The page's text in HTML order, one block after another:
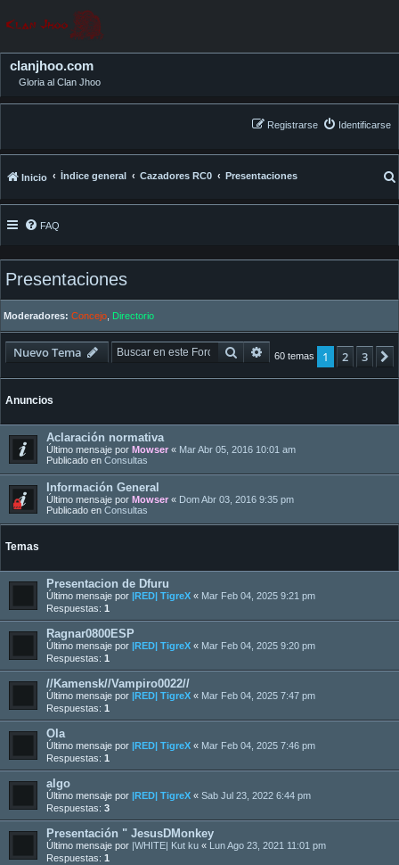
clanjhoo.com
Gloria al Clan Jhoo
Identificarse
Registrarse
Inicio Índice general Cazadores RC0 Presentaciones
FAQ
Presentaciones
Moderadores: Concejo Directorio
Nuevo Tema BuscarBúsqueda avanzada
60 temas 1 2 3
Anuncios
Aclaración normativa
Último mensaje por Mowser « Mar Abr 05, 2016 10:01 am
Publicado en Consultas
Información General
Último mensaje por Mowser « Dom Abr 03, 2016 9:35 pm
Publicado en Consultas
Temas
Presentacion de Dfuru
Último mensaje por |RED| TigreX « Mar Feb 04, 2025 9:21 pm
Respuestas: 1
Ragnar0800ESP
Último mensaje por |RED| TigreX « Mar Feb 04, 2025 9:20 pm
Respuestas: 1
//Kamensk//Vampiro0022//
Último mensaje por |RED| TigreX « Mar Feb 04, 2025 7:47 pm
Respuestas: 1
Ola
Último mensaje por |RED| TigreX « Mar Feb 04, 2025 7:46 pm
Respuestas: 1
algo
Último mensaje por |RED| TigreX « Sab Jul 23, 2022 6:44 pm
Respuestas: 3
Presentación " JesusDMonkey
Último mensaje por |WHITE| Kut ku « Lun Ago 23, 2021 11:01 pm
Respuestas: 1